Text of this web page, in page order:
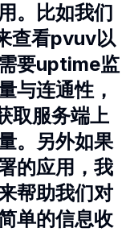
。比如我们
查看pvuv以
要uptime监
与连通性，
取服务端上
。另外如果
的应用，我
帮助我们对
单的信息收